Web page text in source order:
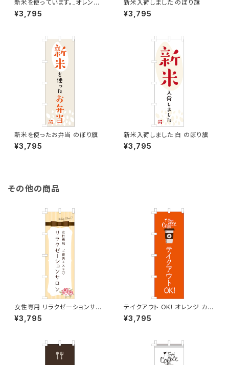
新米を使っています。_オレン
ジ のぼり旗
¥3,795
新米入荷しました のぼり旗
¥3,795
新米を使ったお弁当 のぼり旗
¥3,795
新米入荷しました 白 のぼり旗
¥3,795
その他の商品
女性専用 リラクゼーションサロ
ン オレンジ のぼり旗
¥3,795
テイクアウト OK! オレンジ カフ
ェ コーヒー のぼり旗
¥3,795